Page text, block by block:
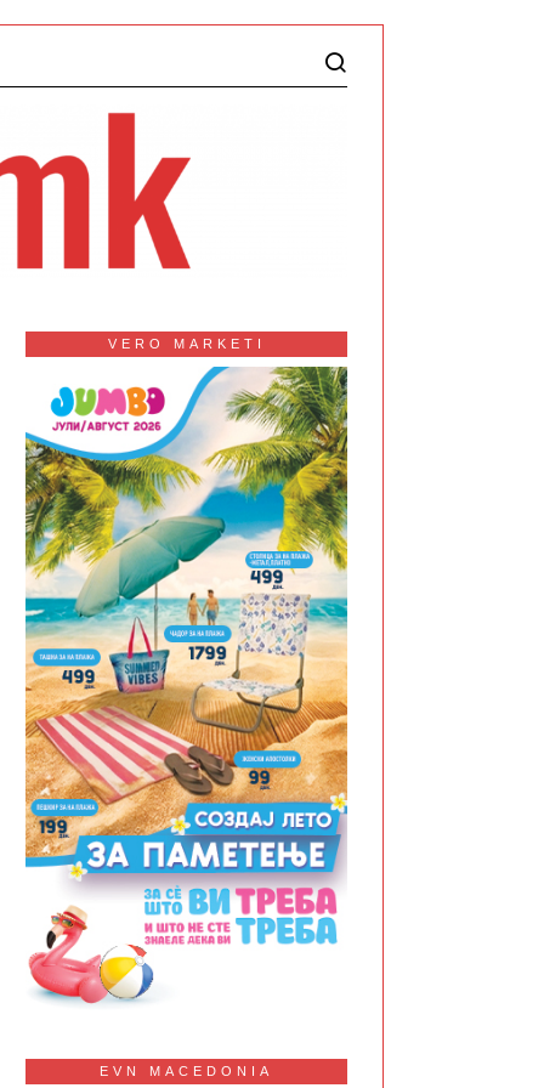
VERO MARKETI
EVN MACEDONIA